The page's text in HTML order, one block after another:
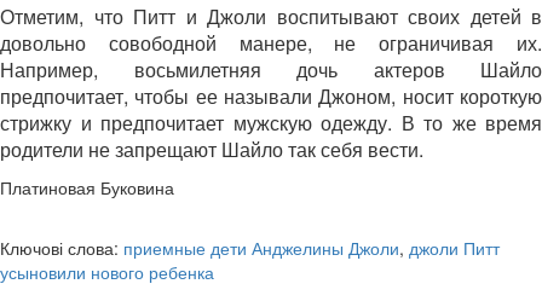
Отметим, что Питт и Джоли воспитывают своих детей в
довольно совободной манере, не ограничивая их.
Например, восьмилетняя дочь актеров Шайло
предпочитает, чтобы ее называли Джоном, носит короткую
стрижку и предпочитает мужскую одежду. В то же время
родители не запрещают Шайло так себя вести.
Платиновая Буковина
Ключові слова: приемные дети Анджелины Джоли, джоли Питт
усыновили нового ребенка